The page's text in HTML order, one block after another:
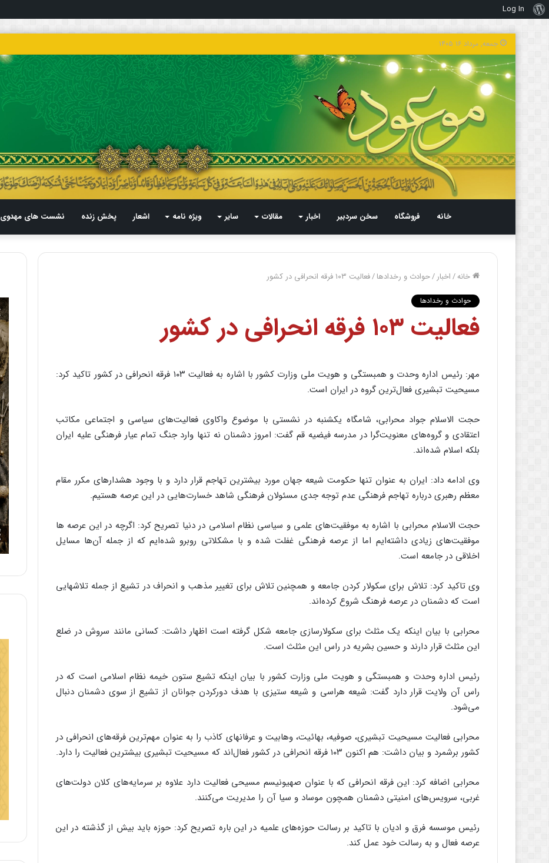
درباره
وردپرس
Log In
جمعه, مرداد ۱۶ ۱۴۰۵
خانه فروشگاه سخن سردبیر اخبار مقالات سایر ویژه نامه اشعار پخش زنده نشست های مهدوی
خانه/اخبار /حوادث و رخدادها/فعالیت ۱۰۳ فرقه انحرافی در کشور
حوادث و رخدادها
فعالیت ۱۰۳ فرقه انحرافی در کشور
مهر: رئیس اداره وحدت و همبستگی و هویت ملی وزارت کشور با اشاره به فعالیت ۱۰۳ فرقه انحرافی در کشور تاکید کرد:
مسیحیت تبشیری فعال‌ترین گروه در ایران است.
حجت الاسلام جواد محرابی، شامگاه یکشنبه در نشستی با موضوع واکاوی فعالیت‌های سیاسی و اجتماعی مکاتب
اعتقادی و گروه‌های معنویت‌گرا در مدرسه فیضیه قم گفت: امروز دشمنان نه تنها وارد جنگ تمام عیار فرهنگی علیه ایران
بلکه اسلام شده‌اند.
وی ادامه داد: ایران به عنوان تنها حکومت شیعه جهان مورد بیشترین تهاجم قرار دارد و با وجود هشدارهای مکرر مقام
معظم رهبری درباره تهاجم فرهنگی عدم توجه جدی مسئولان فرهنگی شاهد خسارت‌هایی در این عرصه هستیم.
حجت الاسلام محرابی با اشاره به موفقیت‌های علمی و سیاسی نظام اسلامی در دنیا تصریح کرد: اگرچه در این عرصه ها
موفقیت‌های زیادی داشته‌ایم اما از عرصه فرهنگی غفلت شده و با مشکلاتی روبرو شده‌ایم که از جمله آن‌ها مسایل
اخلاقی در جامعه است.
وی تاکید کرد: تلاش برای سکولار کردن جامعه و همچنین تلاش برای تغییر مذهب و انحراف در تشیع از جمله تلاشهایی
است که دشمنان در عرصه فرهنگ شروع کرده‌اند.
محرابی با بیان اینکه یک مثلث برای سکولارسازی جامعه شکل گرفته است اظهار داشت: کسانی مانند سروش در ضلع
این مثلث قرار دارند و حسین بشریه در راس این مثلث است.
رئیس اداره وحدت و همبستگی و هویت ملی وزارت کشور با بیان اینکه تشیع ستون خیمه نظام اسلامی است که در
راس آن ولایت قرار دارد گفت: شیعه هراسی و شیعه ستیزی با هدف دورکردن جوانان از تشیع از سوی دشمنان دنبال
می‌شود.
محرابی فعالیت مسیحیت تبشیری، صوفیه، بهائیت، وهابیت و عرفانهای کاذب را به عنوان مهم‌ترین فرقه‌های انحرافی در
کشور برشمرد و بیان داشت: هم اکنون ۱۰۳ فرقه انحرافی در کشور فعال‌اند که مسیحیت تبشیری بیشترین فعالیت را دارد.
محرابی اضافه کرد: این فرقه انحرافی که با عنوان صهیونیسم مسیحی فعالیت دارد علاوه بر سرمایه‌های کلان دولت‌های
غربی، سرویس‌های امنیتی دشمنان همچون موساد و سیا آن را مدیریت می‌کنند.
رئیس موسسه فرق و ادیان با تاکید بر رسالت حوزه‌های علمیه در این باره تصریح کرد: حوزه باید بیش از گذشته در این
عرصه فعال و به رسالت خود عمل کند.